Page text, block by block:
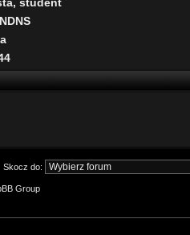
Skocz do:
Group